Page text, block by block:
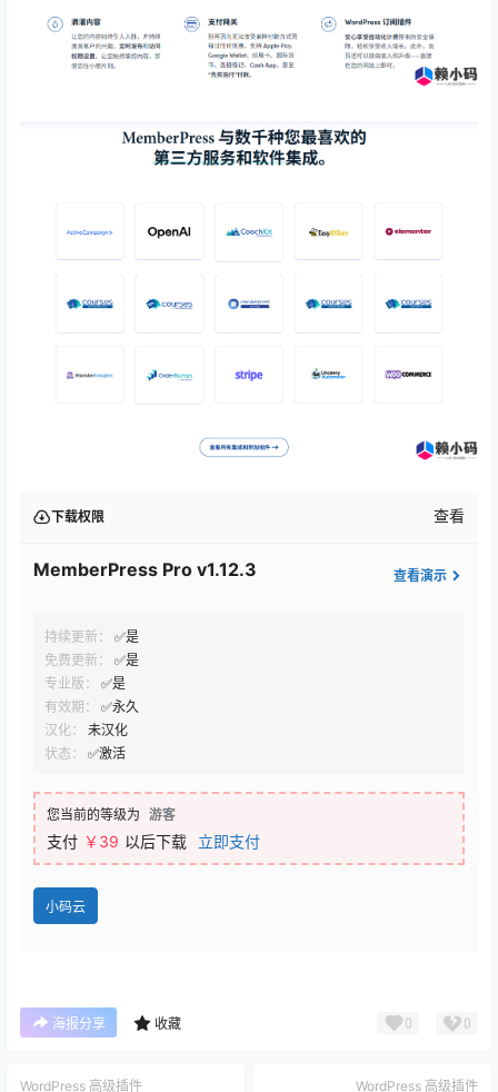
下载权限 查看
MemberPress Pro v1.12.3 查看演示
持续更新：
✅是
免费更新：
✅是
专业版：
✅是
有效期：
✅永久
汉化：
未汉化
状态：
✅激活
您当前的等级为 游客
支付 ￥39 以后下载 立即支付
小码云
海报分享 收藏 0 0
WordPress 高级插件 WordPress 高级插件